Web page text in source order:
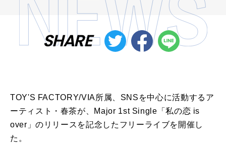
SHARE
TOY'S FACTORY/VIA所属、SNSを中心に活動するア
ーティスト・春茶が、Major 1st Single「私の恋 is
over」のリリースを記念したフリーライブを開催し
た。